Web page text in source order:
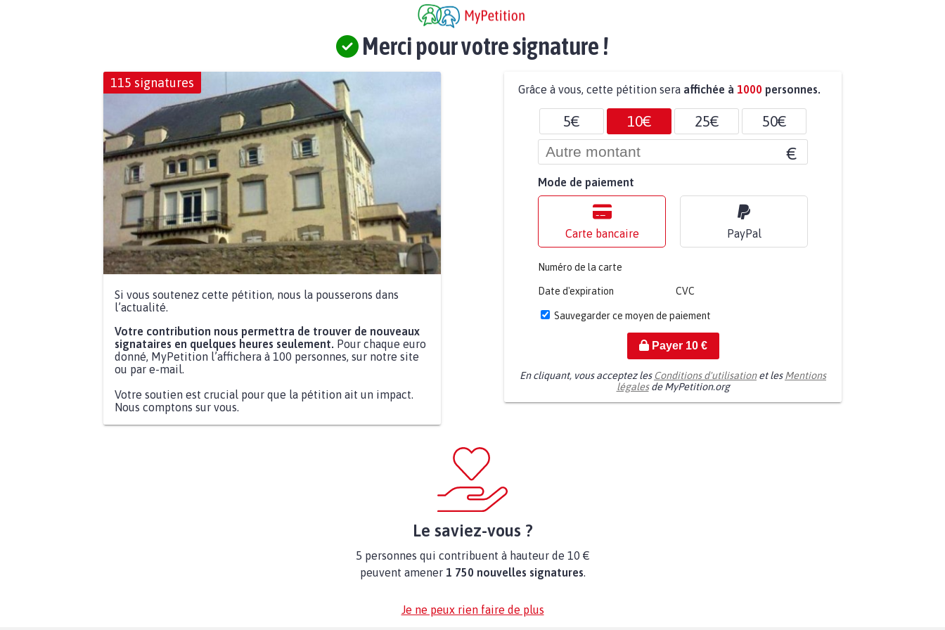
Merci pour votre signature !
115 signatures
Si vous soutenez cette pétition, nous la pousserons dans
l’actualité.
Votre contribution nous permettra de trouver de nouveaux
signataires en quelques heures seulement. Pour chaque euro
donné, MyPetition l’affichera à 100 personnes, sur notre site
ou par e-mail.
Votre soutien est crucial pour que la pétition ait un impact.
Nous comptons sur vous.
Grâce à vous, cette pétition sera affichée à 1000 personnes.
5€ 10€ 25€ 50€
€
Mode de paiement
Carte bancaire PayPal
Numéro de la carte
Date d'expiration CVC
Sauvegarder ce moyen de paiement
Payer 10€
En cliquant, vous acceptez les Conditions d'utilisationet lesMentions
légalesde MyPetition.org
Le saviez-vous ?
5 personnes qui contribuent à hauteur de 10 €
peuvent amener 1 750 nouvelles signatures.
Je ne peux rien faire de plus